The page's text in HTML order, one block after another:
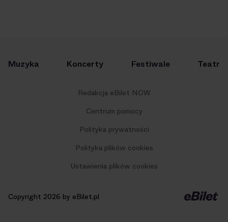
Muzyka Koncerty Festiwale Teatr
Redakcja eBilet NOW
Centrum pomocy
Polityka prywatności
Polityka plików cookies
Ustawienia plików cookies
Copyright 2026 by eBilet.pl